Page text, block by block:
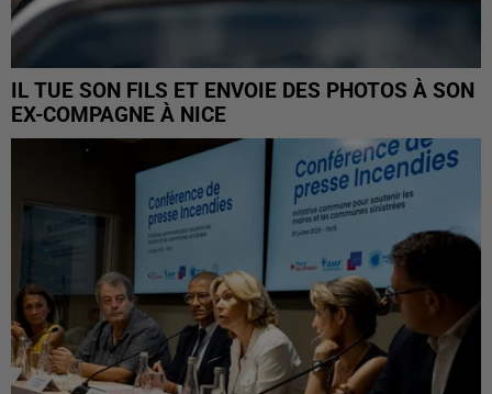
IL TUE SON FILS ET ENVOIE DES PHOTOS À SON
EX-COMPAGNE À NICE